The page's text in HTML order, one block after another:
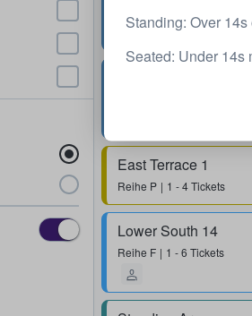
Reihe O 1 - 4 Tickets
East Terrace 1
Reihe P 1 - 4 Tickets
Lower South 14
Reihe F 1 - 6 Tickets
Standing: Over
Seated: Under 14s